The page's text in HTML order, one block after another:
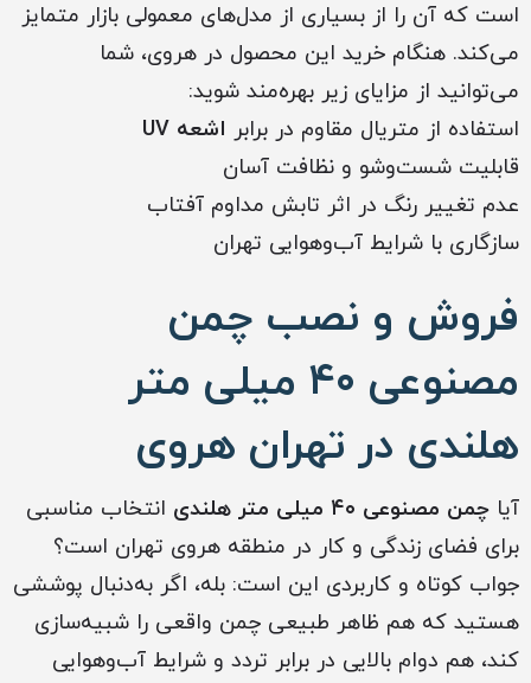
است که آن را از بسیاری از مدل‌های معمولی بازار متمایز
می‌کند. هنگام خرید این محصول در هروی، شما
می‌توانید از مزایای زیر بهره‌مند شوید:
استفاده از متریال مقاوم در برابر اشعه UV
قابلیت شست‌وشو و نظافت آسان
عدم تغییر رنگ در اثر تابش مداوم آفتاب
سازگاری با شرایط آب‌وهوایی تهران
فروش و نصب چمن
مصنوعی ۴۰ میلی متر
هلندی در تهران هروی
آیا چمن مصنوعی ۴۰ میلی متر هلندی
انتخاب مناسبی
برای فضای زندگی و کار در منطقه هروی تهران است؟
جواب کوتاه و کاربردی این است: بله، اگر به‌دنبال پوششی
هستید که هم ظاهر طبیعی چمن واقعی را شبیه‌سازی
کند، هم دوام بالایی در برابر تردد و شرایط آب‌وهوایی